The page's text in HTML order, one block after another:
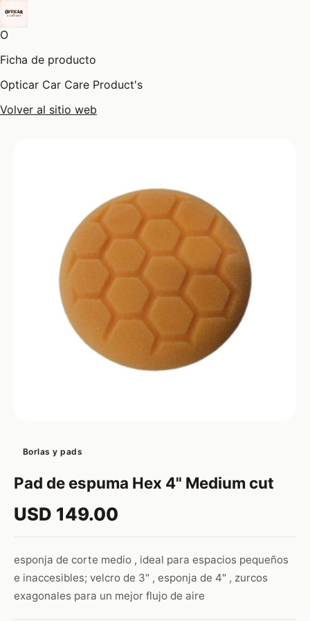
O
Ficha de producto
Opticar Car Care Product's
Volver al sitio web
Borlas y pads
Pad de espuma Hex 4" Medium cut
USD 149.00
esponja de corte medio , ideal para espacios pequeños
e inaccesibles; velcro de 3" , esponja de 4" , zurcos
exagonales para un mejor flujo de aire